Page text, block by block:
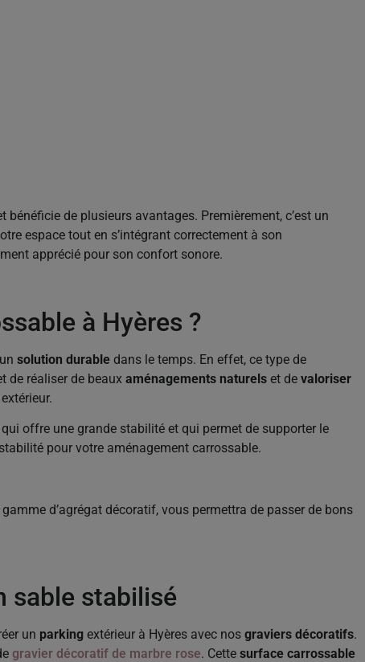
de plusieurs avantages. Premièrement, c’est un
espace tout en s’intégrant correctement à son
apprécié pour son confort sonore.
à Hyères ?
solution durable dans le temps. En effet, ce type de
de réaliser de beaux aménagements naturels et de valoriser
offre une grande stabilité et qui permet de supporter le
pour votre aménagement carrossable.
d’agrégat décoratif, vous permettra de passer de bons
sable stabilisé
un parking extérieur à Hyères avec nos graviers décoratifs.
gravier décoratif de marbre rose. Cette surface carrossable